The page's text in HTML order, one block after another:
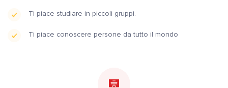
Ti piace studiare in piccoli gruppi.
Ti piace conoscere persone da tutto il mondo